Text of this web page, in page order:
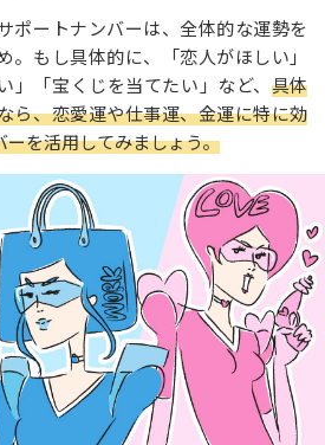
ポートナンバーは、全体的な運勢を
。もし具体的に、「恋人がほしい」
」「宝くじを当てたい」など、 具体
ら、恋愛運や仕事運、金運に特に効
を活用してみましょう。